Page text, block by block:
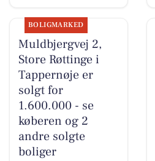
BOLIGMARKED
Muldbjergvej 2,
Store Røttinge i
Tappernøje er
solgt for
1.600.000 - se
køberen og 2
andre solgte
boliger